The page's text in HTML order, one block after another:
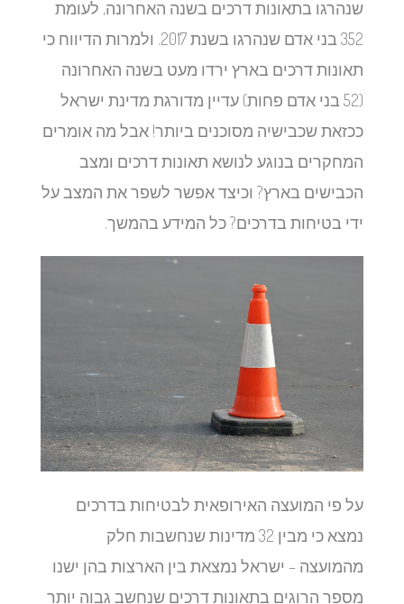
שנהרגו בתאונות דרכים בשנה האחרונה, לעומת
352 בני אדם שנהרגו בשנת 2017. ולמרות הדיווח כי
תאונות דרכים בארץ ירדו מעט בשנה האחרונה
(52 בני אדם פחות) עדיין מדורגת מדינת ישראל
ככזאת שכבישיה מסוכנים ביותר! אבל מה אומרים
המחקרים בנוגע לנושא תאונות דרכים ומצב
הכבישים בארץ? וכיצד אפשר לשפר את המצב על
ידי בטיחות בדרכים? כל המידע בהמשך.
על פי המועצה האירופאית לבטיחות בדרכים
נמצא כי מבין 32 מדינות שנחשבות חלק
מהמועצה – ישראל נמצאת בין הארצות בהן ישנו
מספר הרוגים בתאונות דרכים שנחשב גבוה יותר